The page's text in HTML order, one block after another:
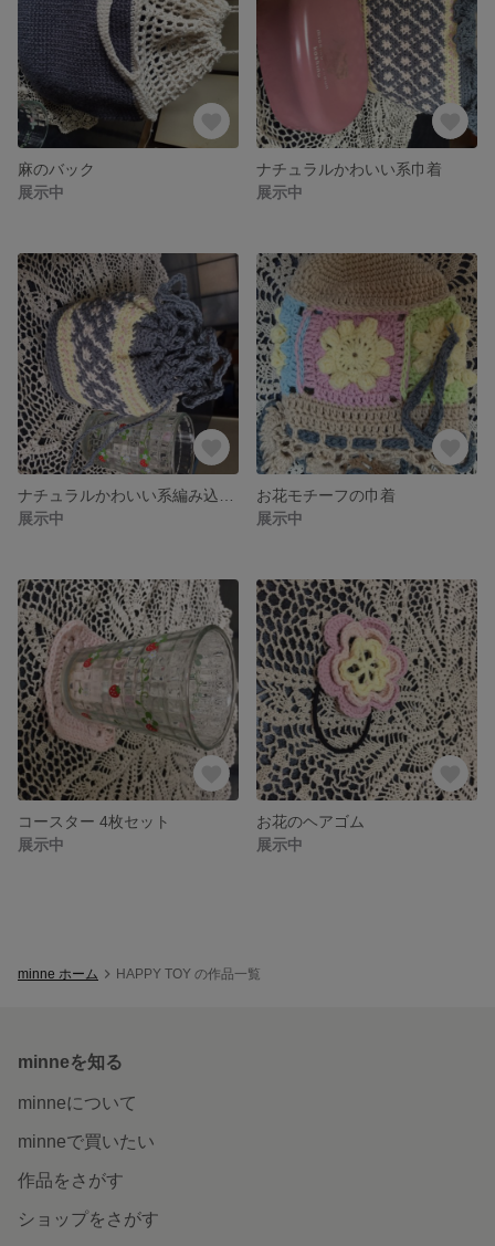
麻のバック
展示中
ナチュラルかわいい系巾着
展示中
展示中
お花モチーフの巾着
展示中
コースター 4枚セット
展示中
お花のヘアゴム
展示中
minne ホーム HAPPY TOY の作品一覧
minneを知る
minneについて
minneで買いたい
作品をさがす
ショップをさがす